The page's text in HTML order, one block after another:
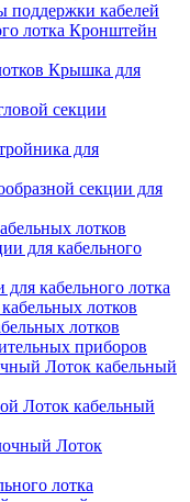
кабелей
Кронштейн
Крышка для
секции
для
секции для
лотков
кабельного лотка
лотков
приборов
Лоток кабельный
Лоток кабельный
Лоток
лотка